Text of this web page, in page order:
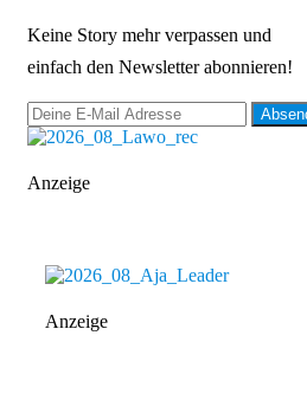
Keine Story mehr verpassen und
einfach den Newsletter abonnieren!
Anzeige
Anzeige